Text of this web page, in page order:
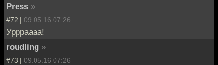
Press »
#72 | 09.05.16 07:26
Уррраааа!
roudling »
#73 | 09.05.16 07:26